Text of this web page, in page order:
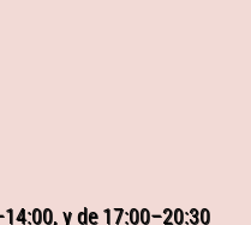
y de 17:00–20:30